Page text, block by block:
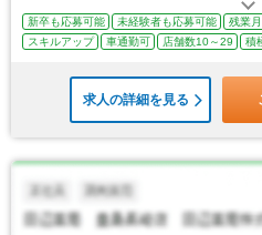
新卒も応募可能 未経験者も応募可能 残業
スキルアップ
車通勤可 店舗数10～29 積
求人の詳細を見る